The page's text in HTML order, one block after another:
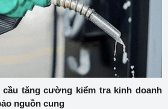
tăng cường kiểm tra kinh doanh
nguồn cung